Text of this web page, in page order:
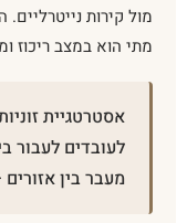
מול קירות
מתי הוא במצב ריכוז
אסטרטגיית
לעובדים לעבור
מעבר בין